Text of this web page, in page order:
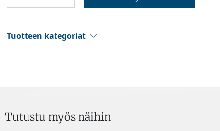
Tuotteen kategoriat
Tutustu myös näihin